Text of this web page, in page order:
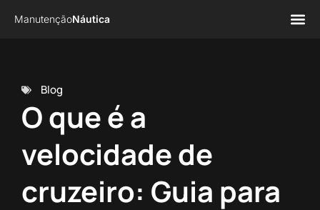
ManutençãoNáutica
Blog
O que é a
velocidade de
cruzeiro: Guia para